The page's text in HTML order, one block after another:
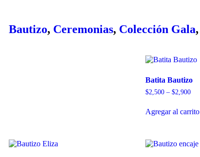
Bautizo, Ceremonias, Colección Gala,
Batita Bautizo
$2,500 – $2,900
Agregar al carrito